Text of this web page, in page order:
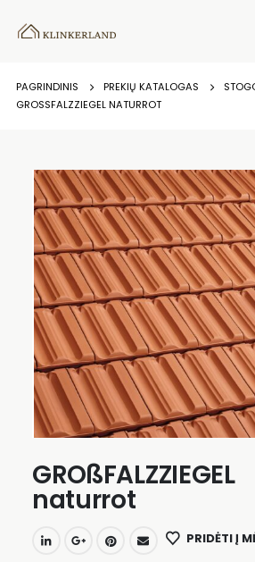
PAGRINDINIS PREKIŲ KATALOGAS
GROSSFALZZIEGEL NATURROT
GROßFALZZIEGEL
naturrot
PRIDĖTI Į